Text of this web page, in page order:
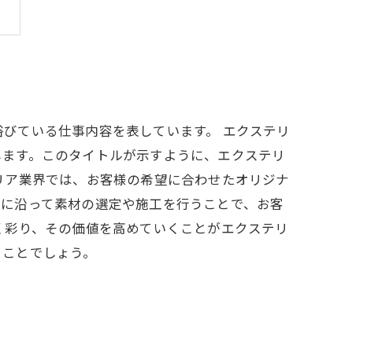
ている仕事内容を表しています。 エクステリ
す。このタイトルが示すように、エクステリ
業界では、お客様の希望に合わせたオリジナ
沿って素材の選定や施工を行うことで、お客
り、その価値を高めていくことがエクステリ
とでしょう。